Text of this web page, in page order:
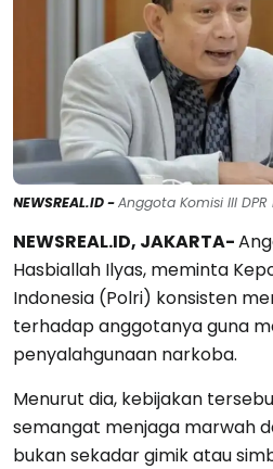
NEWSREAL.ID -Anggota Komisi III
NEWSREAL.ID, JAKARTA-
Hasbiallah Ilyas, meminta
Indonesia (Polri) konsisten
terhadap anggotanya guna
penyalahgunaan narkoba.
Menurut dia, kebijakan
semangat menjaga marwah
bukan sekadar gimik atau